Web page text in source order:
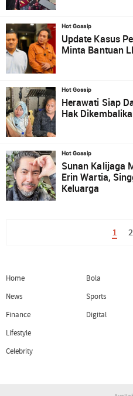
Hot Gossip
Update Kasus
Minta Bantuan
Hot Gossip
Herawati Siap
Hak
Hot Gossip
Sunan Kalijaga
Erin Wartia,
Keluarga
1 2
Home
News
Finance
Lifestyle
Celebrity
Bola
Sports
Digital